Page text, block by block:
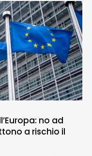
no ad
a rischio il